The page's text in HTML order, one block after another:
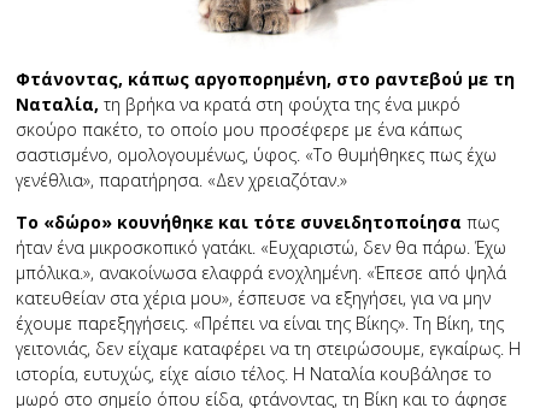
Φτάνοντας, κάπως αργοπορημένη, στο ραντεβού με τη
Ναταλία, τη βρήκα να κρατά στη φούχτα της ένα μικρό
σκούρο πακέτο, το οποίο μου προσέφερε με ένα κάπως
σαστισμένο, ομολογουμένως, ύφος. «Το θυμήθηκες πως έχω
γενέθλια», παρατήρησα. «Δεν χρειαζόταν.»
Το «δώρο» κουνήθηκε και τότε συνειδητοποίησα πως
ήταν ένα μικροσκοπικό γατάκι. «Ευχαριστώ, δεν θα πάρω. Έχω
μπόλικα.», ανακοίνωσα ελαφρά ενοχλημένη. «Έπεσε από ψηλά
κατευθείαν στα χέρια μου», έσπευσε να εξηγήσει, για να μην
έχουμε παρεξηγήσεις. «Πρέπει να είναι της Βίκης». Τη Βίκη, της
γειτονιάς, δεν είχαμε καταφέρει να τη στειρώσουμε, εγκαίρως. Η
ιστορία, ευτυχώς, είχε αίσιο τέλος. Η Ναταλία κουβάλησε το
μωρό στο σημείο όπου είδα, φτάνοντας, τη Βίκη και το άφησε